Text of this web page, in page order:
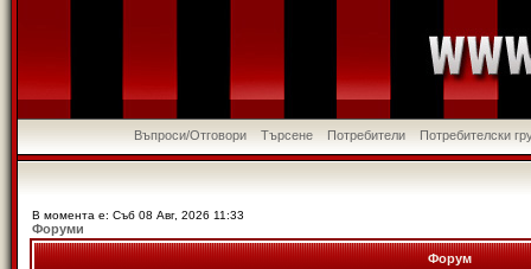
Въпроси/Отговори Търсене Потребители Потребителски
В момента е: Съб 08 Авг, 2026 11:33
Форуми
Форум